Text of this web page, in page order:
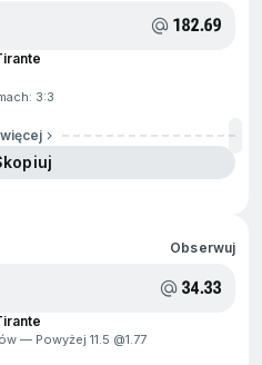
182.69
3:3
Obserwuj
34.33
— Powyżej 11.5 @1.77